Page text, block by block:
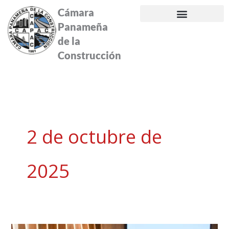
contenido
Cámara
Panameña
de la
Construcción
2 de octubre de
2025